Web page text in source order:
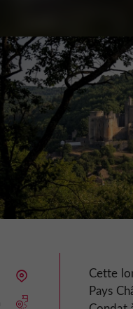
Cette
Pays